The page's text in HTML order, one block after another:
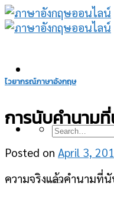
Skip
to
ไวยากรณ์ภาษาอังกฤษ
การนับคำนาม
Posted on April 3,
ความจริงแล้วคำนามที่